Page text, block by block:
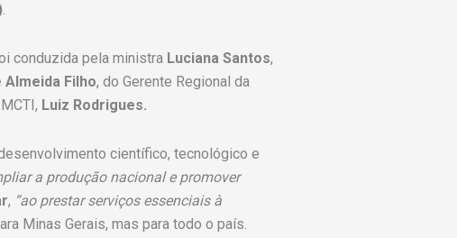
.
conduzida pela ministra Luciana Santos,
Almeida Filho, do Gerente Regional da
Luiz Rodrigues.
científico, tecnológico e
a produção nacional e promover
, “ao prestar serviços essenciais à
Minas Gerais, mas para todo o país.